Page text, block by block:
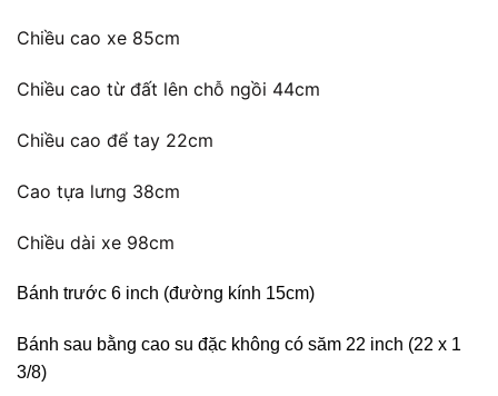
Chiều cao xe 85cm
Chiều cao từ đất lên chỗ ngồi 44cm
Chiều cao để tay 22cm
Cao tựa lưng 38cm
Chiều dài xe 98cm
Bánh trước 6 inch (đường kính 15cm)
Bánh sau bằng cao su đặc không có săm 22 inch (22 x 1
3/8)